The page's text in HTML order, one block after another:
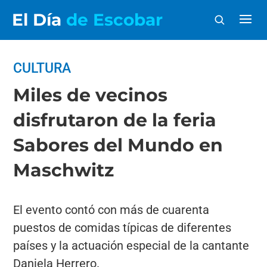
El Día de Escobar
CULTURA
Miles de vecinos
disfrutaron de la feria
Sabores del Mundo en
Maschwitz
El evento contó con más de cuarenta
puestos de comidas típicas de diferentes
países y la actuación especial de la cantante
Daniela Herrero.